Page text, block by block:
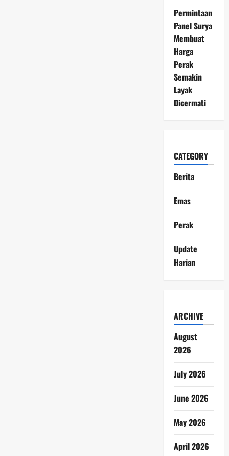
Permintaan
Panel Surya
Membuat
Harga
Perak
Semakin
Layak
Dicermati
CATEGORY
Berita
Emas
Perak
Update
Harian
ARCHIVE
August
2026
July 2026
June 2026
May 2026
April 2026